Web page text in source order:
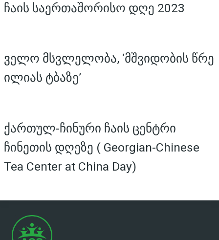
ჩაის საერთაშორისო დღე 2023
ველო მსვლელობა, ‘მშვიდობის წრე
ილიას ტბაზე’
ქართულ-ჩინური ჩაის ცენტრი
ჩინეთის დღეზე ( Georgian-Chinese
Tea Center at China Day)